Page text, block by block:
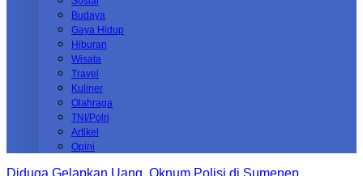
Budaya
Gaya Hidup
Hiburan
Wisata
Travel
Kuliner
Olahraga
TNI/Polri
Artikel
Opini
Diduga Gelapkan Uang, Oknum Polisi di Sumenep